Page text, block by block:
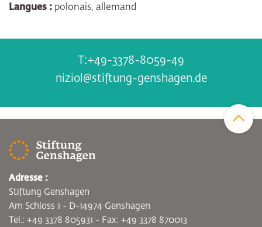
Langues : polonais, allemand
+49-3378-8059-49
niziol@stiftung-genshagen.de
Zum
Adresse :
Stiftung Genshagen
Am Schloss 1 - D-14974 Genshagen
Tel.: +49 3378 805931 - Fax: +49 3378 870013